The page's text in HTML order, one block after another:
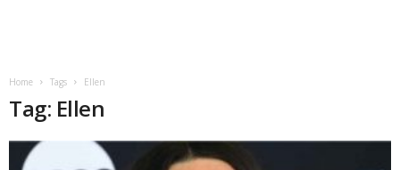
Home Tags Ellen
Tag: Ellen